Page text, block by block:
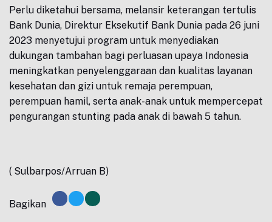
Perlu diketahui bersama, melansir keterangan tertulis
Bank Dunia, Direktur Eksekutif Bank Dunia pada 26 juni
2023 menyetujui program untuk menyediakan
dukungan tambahan bagi perluasan upaya Indonesia
meningkatkan penyelenggaraan dan kualitas layanan
kesehatan dan gizi untuk remaja perempuan,
perempuan hamil, serta anak-anak untuk mempercepat
pengurangan stunting pada anak di bawah 5 tahun.
( Sulbarpos/Arruan B)
Bagikan